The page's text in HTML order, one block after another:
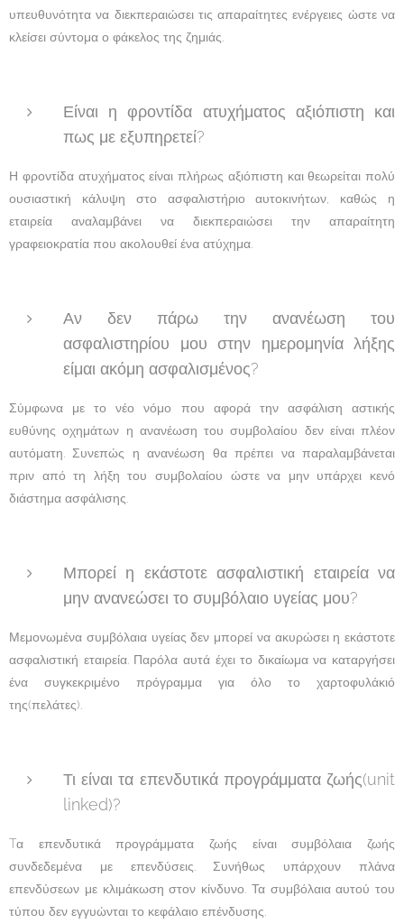
υπευθυνότητα να διεκπεραιώσει τις απαραίτητες ενέργειες ώστε να
κλείσει σύντομα ο φάκελος της ζημιάς.
Είναι η φροντίδα ατυχήματος αξιόπιστη και
πως με εξυπηρετεί?
Η φροντίδα ατυχήματος είναι πλήρως αξιόπιστη και θεωρείται πολύ
ουσιαστική κάλυψη στο ασφαλιστήριο αυτοκινήτων, καθώς η
εταιρεία αναλαμβάνει να διεκπεραιώσει την απαραίτητη
γραφειοκρατία που ακολουθεί ένα ατύχημα.
Αν δεν πάρω την ανανέωση του
ασφαλιστηρίου μου στην ημερομηνία λήξης
είμαι ακόμη ασφαλισμένος?
Σύμφωνα με το νέο νόμο που αφορά την ασφάλιση αστικής
ευθύνης οχημάτων η ανανέωση του συμβολαίου δεν είναι πλέον
αυτόματη. Συνεπώς η ανανέωση θα πρέπει να παραλαμβάνεται
πριν από τη λήξη του συμβολαίου ώστε να μην υπάρχει κενό
διάστημα ασφάλισης.
Μπορεί η εκάστοτε ασφαλιστική εταιρεία να
μην ανανεώσει το συμβόλαιο υγείας μου?
Μεμονωμένα συμβόλαια υγείας δεν μπορεί να ακυρώσει η εκάστοτε
ασφαλιστική εταιρεία. Παρόλα αυτά έχει το δικαίωμα να καταργήσει
ένα συγκεκριμένο πρόγραμμα για όλο το χαρτοφυλάκιό
της(πελάτες).
Τι είναι τα επενδυτικά προγράμματα ζωής(unit
linked)?
Tα επενδυτικά προγράμματα ζωής είναι συμβόλαια ζωής
συνδεδεμένα με επενδύσεις. Συνήθως υπάρχουν πλάνα
επενδύσεων με κλιμάκωση στον κίνδυνο. Τα συμβόλαια αυτού του
τύπου δεν εγγυώνται το κεφάλαιο επένδυσης.